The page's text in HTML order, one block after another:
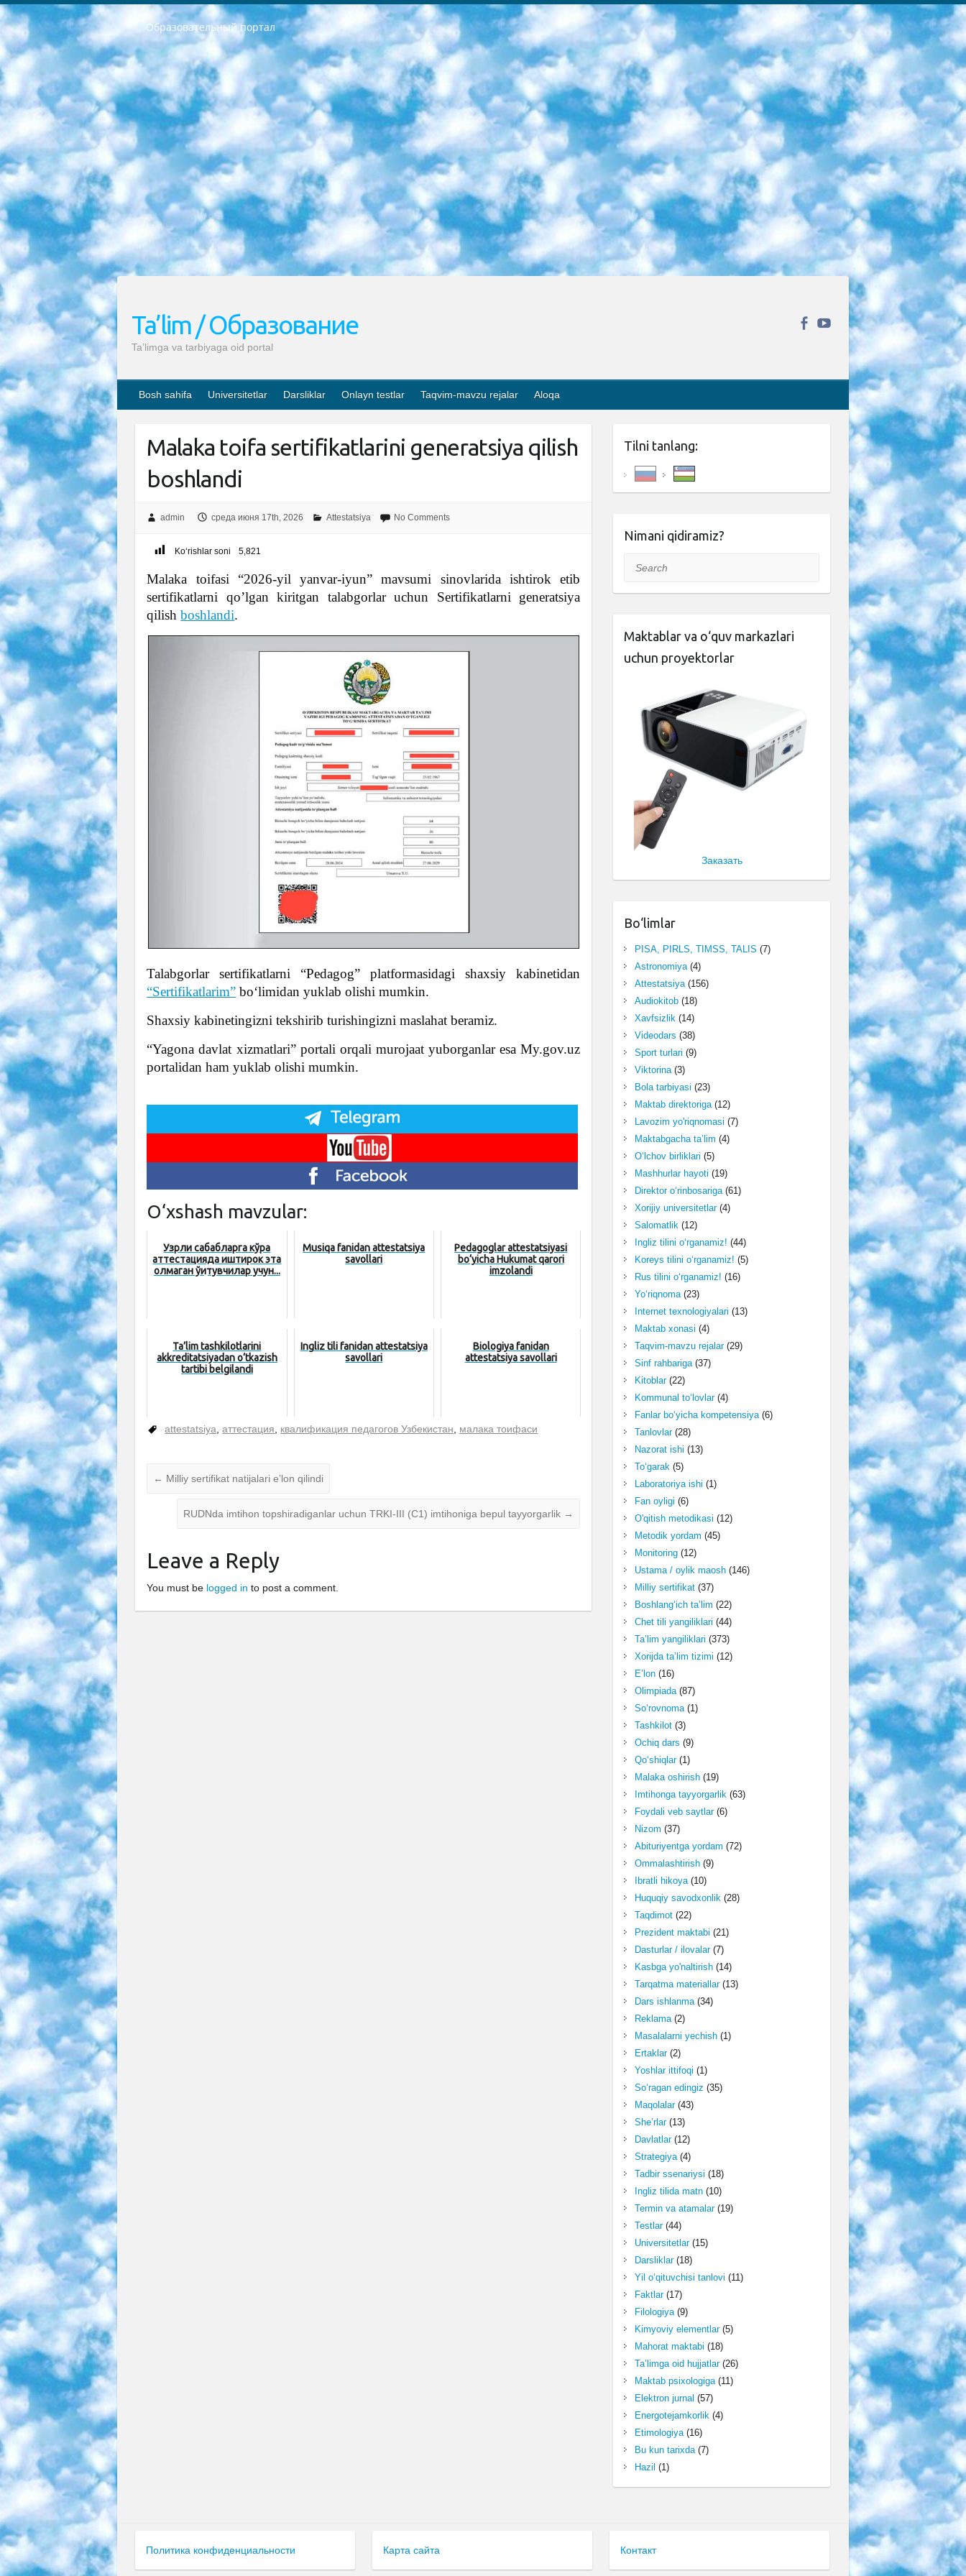
Образовательный портал
РЕСПУБЛИКА УЗБЕКИСТАН МИНИСТРЕРСТВО ДОШКОЛЬНОГО И ШКОЛЬНОГО ОБРАЗОВАНИЯ КОМАНДА в общеобразовательных учреждениях в 2023-2024 учебном году организация и проведение итоговой государственной аттестации обучающихся о Министра дошкольного и школьного образования Республики Узбекистан от 4 марта 2008 года (постановлением Минюста от 20 марта 2008 года № 1778 государственной регистрации) «Итоговое состояние учащихся общего среднего образования на основании положения об утверждении положения об аттестации общего среднего образования выпускной экзамен студентов в образовательных учреждениях в 2023-2024 учебном году В целях организации и прохождения аттестации приказываю: 1. Следующее: перечень предметов, по которым будет проводиться итоговая государственная аттестация и экзамен формы перевода согласно приложению 1; сертификаты международного образца, оценивающие уровень владения иностранными языками перечень согласно приложению 2; 2. Педагогический при специализированных образовательных учреждениях. научно-практический центр квалификации и международной оценки (Д.Давидова) 2024 г. До 25 марта: задания по предметам, по которым будет проводиться итоговая аттестация разработка и утверждение технических условий; итоговая аттестация на основании разработанного предметного задания разработка вопросов по предметам (устно и письменно), экзамен передача; общеобразовательные средние школы и специальные учебные заведения учащиеся выпускных классов школ и интернатов в агентской системе подготовка базы данных экзаменационных материалов и критериев оценки; перевод базы экзаменационных материалов на все языки обучения подать в Республиканский образовательный центр для изготовления; варианты экзаменов на основе разработанных контрольных материалов пусть будут поставлены задачи формирования. 3. Республиканский образовательный центр (Ш.Худайкулов) до 5 апреля 2024 года. до: база данных предоставленных экзаменационных материалов на все языки обучения перевод и экспертиза; для слепых, слабовидящих, глухих, слабослышащих и умственно отсталых детей учащиеся выпускных классов специализированных школ и школ-интернатов база данных экзаменационных материалов на всех преподаваемых языках подготовка критериев оценки; специализированные школы для умственно отсталых детей и технологии для учащихся выпускных классов школ-интернатов разработка соответствующих рекомендаций и критериев проведения ЕГЭ по естествознанию давать задания. 4. Педагогический при специализированных образовательных учреждениях. Научно-практический центр навыков и международной оценки (Д.Давидова), Республика образовательный центр (Худайкулов Ш.) итоговый государственный аттестационный экзамен ориентирован на творческое и логическое мышление при подготовке базы материалов учитывать введение заданий. 5. Следует отметить, что: сертификат государственного образца о знании общеобразовательного предмета и как минимум национальный уровень B1 по предметам на иностранных языках, указанным в Приложении 2. или международно признанный сертификат эквивалентного уровня студенты, изучающие определенный предмет, освобождаются от экзамена; по соответствующим предметам запланирована итоговая государственная аттестация за день до дня, путем жеребьевки Рабочей группой (в письменной форме по предметам, проводимым в форме) из числа сформированных вариантов выбрано 2 варианта; 2 выбранных варианта экзамена анонсированы на официальном сайте министерства и все выпускники по всей стране на основе этих вариантов проводит итоговую государственную аттестацию. 6. Государственное образование учащихся средних общеобразовательных учреждений. знания в соответствии с квалификационными требованиями, которые необходимо приобрести на основании стандартов итоговый (выпускной) контроль для 9 и 11 классов в целях тестирования Экзамены (далее – экзамены) состоят из предметов, перечисленных в приложении 1. будет сделано. 7. Экзамены пройдут с 26 мая по 15 июня 2024 г. (кроме науки физического воспитания). 8. Физическая для учащихся 9 классов общесредних образовательных учреждений. Экзамены по предмету «Образование, квалификация медицина» 1-6 мая 2024 года. сотрудники перевести под присмотр (с отклонениями в физическом или умственном развитии) специализированная школа для детей, школы-интернаты и со сколиозом школы-интернаты санаторного типа для больных детей исключены). 9. Он был слепым, слабовидящим и имел нарушения опорно-двигательного аппарата. экзамены в специализированных школах и интернатах для детей должны проводиться исходя из требований, предъявляемых к общеобразовательным учреждениям (физкультура кроме науки). 10. Специализированная школа для глухих и слабослышащих детей. и экзамены в интернатах и быть реализован в виде письменного теста по математике. 11. Специальность для умственно отсталых детей. Для 9 класса Родной язык и литературное письмо Государственный язык (язык обучения – узбекский). для неклассов) написано Математическое письмо Письменная/устная история Узбекистана Физическое воспитание практично Итоговый контроль Для 11 класса Написание родного языка и литературы (эссе) Математическое письмо Узбекский язык (обучение на узбекском языке) не посещающее общее среднее образование для учреждений)/Образовательное учреждение выбор письменный и устный Иностранный язык письменный/устный Письменная/устная история Узбекистана *По выбору студента:  Химия  Физика  Основы государственного права  География 10 бесплатных образовательных ресурсов - Мы составили подборку онлайн-проектов с интерактивными упражнениями, видеолекциями и статьями. Они помогут вам обрести новые и освежить старые знания бесплатно. 1. «ИНТУИТ» Старейшая образовательная площадка Рунета. Здесь вы найдёте сотни текстовых и видеокурсов на десятки различных тем — от программирования до психологии. Многие курсы подготовлены российскими университетами и крупными международными компаниями вроде Intel и Microsoft. Самостоятельное обучение бесплатное, но желающие могут оплатить услуги персональных наставников. 2. «Смартия» знакомит с актуальными профессиями и подсказывает, как им обучаться. Выбрав заинтересовавшую вас специальность — SMM-специалист, фотограф, веб-дизайнер или другую, — увидите список необходимых для неё умений. Чтобы вы могли освоить их самостоятельно, для каждого умения площадка отображает подборку ссылок на учебные материалы. Хотя «Смартия» ориентируется на русскоязычную аудиторию, часть контента всё же доступна только на английском. 3. «Лекторий Физтеха» Проект Московского физико-технического института (Физтеха). С его помощью вы можете смотреть онлайн серии лекций, записанные на видео в этом вузе. В числе доступных предметов — физика, биология, химия, информационные технологии и другие. К некоторым лекциям администрация ресурса прилагает готовые конспекты, которые можно скачивать в PDF-формате. 4. ITMOcourses Онлайн-площадка Санкт-Петербургского национального исследовательского университета информационных технологий, механики и оптики (ИТМО). Ресурс предоставляет свободный доступ к курсам, разработанным в этом вузе. Каталог материалов разбит на четыре категории: «Оптические системы и технологии», «Приборостроение и робототехника», «Информационные технологии» и «Биотехнологии». Курсы состоят из видеолекций, интерактивных демонстраций и заданий. 5. «КиберЛенинка» Электронная научная библиотека открытого доступа. Каталог площадки регулярно обрастает текстами статей из различных научных изданий. Сгруппированные по журналам и рубрикам публикации можно читать онлайн или скачивать целиком в PDF-формате. Проект нацелен на популяризацию науки за счёт открытого доступа к качественной информации. 6. «ПостНаука» На этом ресурсе публикуют подборки видеолекций, составленные экспертами из разных отраслей и объединённые общими темами. Среди них, к примеру, есть серии «Биоинформатика и геномика», «Культура средневековой Скандинавии» и Cinema Studies о теории кино. Каждая подборка лекций — логически связанная история, рассказанная экспертом от первого лица. Кроме того, на сайте появляются научно-образовательные статьи и тесты на разные темы. 7. «Newочём» Команда проекта «Newочём» отбирает самые интересные тексты из англоязычных СМИ и переводит те из них, за которые голосуют участники сообщества «ВКонтакте». По большей части это научно-популярные статьи. Редакторы придумывают лишь заголовки, в остальном содержание переводов соответствует оригиналам. Полные тексты можно читать прямо в социальной сети. 8. InternetUrok Онлайн-база материалов по основным дисциплинам школьной программы. Информация на сайте структурирована по классам, предметам и темам (урокам). Каждый урок состоит из видеолекций и конспектов. Есть также интерактивные тренажёры и тесты для закрепления пройденного материала. Даже если вы давно окончили школу, возможность повторить программу старших классов всегда может пригодиться. 9. Edutainme Ещё один ресурс об образовании. В отличие от Newtonew, как мне кажется, Edutainme больше ориентируется на представителей индустрии: педагогов, предпринимателей, разработчиков образовательных проектов. Но и любой, кто просто стремится к саморазвитию, найдёт на сайте много полезного и интересного для себя. Например, информацию о новых курсах и образовательных сервисах. 10. Newtonew Онлайн-медиа об образовании и обучении в широком смысле. Авторы Newtonew пишут об инструментах, заведениях, тактиках и стратегиях, которые помогают учить других и получать новые знания самостоятельно. На этой площадке вы найдёте новости, обзоры, аналитические мат
Ta’lim / Образование
Ta’limga va tarbiyaga oid portal
Bosh sahifa Universitetlar Darsliklar Onlayn testlar Taqvim-mavzu rejalar Aloqa
Malaka toifa sertifikatlarini generatsiya qilish
boshlandi
admin среда июня 17th, 2026 Attestatsiya No Comments
Ko‘rishlar soni 5,821
Malaka toifasi “2026-yil yanvar-iyun” mavsumi sinovlarida ishtirok etib
sertifikatlarni qo’lgan kiritgan talabgorlar uchun Sertifikatlarni generatsiya
qilishboshlandi.
Talabgorlar sertifikatlarni “Pedagog” platformasidagi shaxsiy kabinetidan
“Sertifikatlarim” boʻlimidan yuklab olishi mumkin.
Shaxsiy kabinetingizni tekshirib turishingizni maslahat beramiz.
“Yagona davlat xizmatlari” portali orqali murojaat yuborganlar esa My.gov.uz
portalidan ham yuklab olishi mumkin.
O‘xshash mavzular:
Узрли сабабларга кўра
аттестацияда иштирок эта
олмаган ўқитувчилар учун...
Musiqa fanidan attestatsiya
savollari
Pedagoglar attestatsiyasi
bo‘yicha Hukumat qarori
imzolandi
Ta’lim tashkilotlarini
akkreditatsiyadan o‘tkazish
tartibi belgilandi
Ingliz tili fanidan attestatsiya
savollari
Biologiya fanidan
attestatsiya savollari
attestatsiya ,аттестация квалификация педагогов Узбекистан малака тоифаси
← Milliy sertifikat natijalari e’lon qilindi
RUDNda imtihon topshiradiganlar uchun TRKI-III (C1) imtihoniga bepul tayyorgarlik →
Leave a Reply
You must be logged in to post a comment.
Tilni tanlang:
Nimani qidiramiz?
Search
Maktablar va o‘quv markazlari
uchun proyektorlar
Заказать
Bo‘limlar
PISA, PIRLS, TIMSS, TALIS (7)
Astronomiya(4)
Attestatsiya(156)
Audiokitob(18)
Xavfsizlik(14)
Videodars (38)
Sport turlari (9)
Viktorina(3)
Bola tarbiyasi (23)
Maktab direktoriga(12)
Lavozim yo'riqnomasi (7)
Maktabgacha ta’lim (4)
O‘lchov birliklari (5)
Mashhurlar hayoti (19)
Direktor o‘rinbosariga(61)
Xorijiy universitetlar(4)
Salomatlik(12)
Ingliz tilini o‘rganamiz! (44)
Koreys tilini o‘rganamiz! (5)
Rus tilini o‘rganamiz! (16)
Yo‘riqnoma(23)
Internet texnologiyalari (13)
Maktab xonasi (4)
Taqvim-mavzu rejalar(29)
Sinf rahbariga(37)
Kitoblar(22)
Kommunal to‘lovlar(4)
Fanlar bo‘yicha kompetensiya(6)
Tanlovlar(28)
Nazorat ishi (13)
To‘garak(5)
Laboratoriya ishi (1)
Fan oyligi (6)
O'qitish metodikasi (12)
Metodik yordam (45)
Monitoring(12)
Ustama / oylik maosh(146)
Milliy sertifikat(37)
Boshlang‘ich ta’lim (22)
Chet tili yangiliklari (44)
Ta’lim yangiliklari (373)
Xorijda ta’lim tizimi (12)
E’lon(16)
Olimpiada(87)
So‘rovnoma(1)
Tashkilot(3)
Ochiq dars (9)
Qo‘shiqlar(1)
Malaka oshirish(19)
Imtihonga tayyorgarlik(63)
Foydali veb saytlar(6)
Nizom (37)
Abituriyentga yordam (72)
Ommalashtirish(9)
Ibratli hikoya(10)
Huquqiy savodxonlik(28)
Taqdimot(22)
Prezident maktabi (21)
Dasturlar / ilovalar(7)
Kasbga yo'naltirish(14)
Tarqatma materiallar(13)
Dars ishlanma(34)
Reklama(2)
Masalalarni yechish(1)
Ertaklar(2)
Yoshlar ittifoqi (1)
So‘ragan edingiz (35)
Maqolalar(43)
She’rlar(13)
Davlatlar(12)
Strategiya(4)
Tadbir ssenariysi (18)
Ingliz tilida matn(10)
Termin va atamalar(19)
Testlar(44)
Universitetlar(15)
Darsliklar(18)
Yil o‘qituvchisi tanlovi (11)
Faktlar(17)
Filologiya(9)
Kimyoviy elementlar(5)
Mahorat maktabi (18)
Ta’limga oid hujjatlar(26)
Maktab psixologiga(11)
Elektron jurnal (57)
Energotejamkorlik(4)
Etimologiya(16)
Bu kun tarixda(7)
Hazil (1)
Политика конфиденциальности Карта сайта Контакт